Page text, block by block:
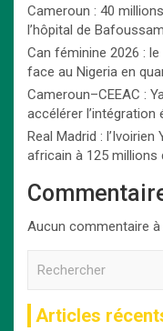
Cameroun : 40
l’hôpital de
Can féminine 2026 :
face au Nigeria en
Cameroun–CEEAC :
accélérer l’intégration
Real Madrid :
africain à 125 millions
Aucun commentaire à
Articles